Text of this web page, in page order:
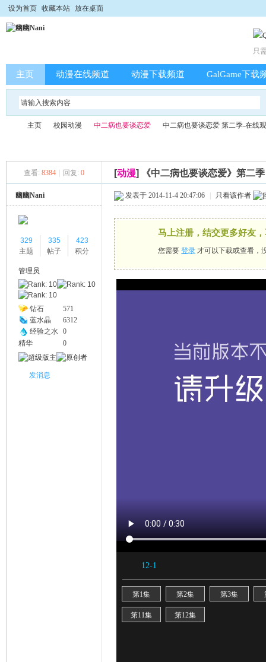
设为首页 收藏本站 放在桌面
只
主页 动漫在线频道 动漫下载频道 GalGame下载
主页
›
校园动漫
›
中二病也要谈恋爱
›
中二病也要谈恋爱 第二季-在线
查看: 8384 回复: 0 [动漫] 《中二病也要谈恋爱》第二
幽幽Nani
329
主题
335
帖子
423
积分
管理员
钻石
571
蓝水晶
6312
经验之水 0
精华
0
发消息
发表于 2014-11-4 20:47:06 只看该作者
马上注册，结交更多好友
您需要 登录 才可以下载或查看，